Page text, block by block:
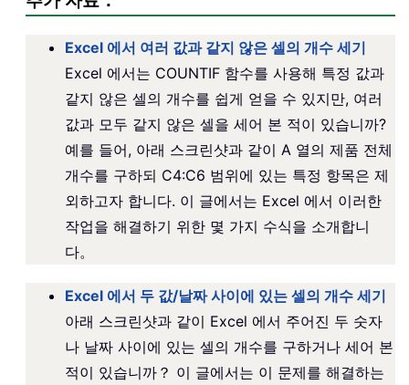
Excel 에서 여러 값과 같지 않은 셀의 개수 세기
Excel 에서는 COUNTIF 함수를 사용해 특정 값과
같지 않은 셀의 개수를 쉽게 얻을 수 있지만, 여러
값과 모두 같지 않은 셀을 세어 본 적이 있습니까?
예를 들어, 아래 스크린샷과 같이 A 열의 제품 전체
개수를 구하되 C4:C6 범위에 있는 특정 항목은 제
외하고자 합니다. 이 글에서는 Excel 에서 이러한
작업을 해결하기 위한 몇 가지 수식을 소개합니
다。
Excel 에서 두 값/날짜 사이에 있는 셀의 개수 세기
아래 스크린샷과 같이 Excel 에서 주어진 두 숫자
나 날짜 사이에 있는 셀의 개수를 구하거나 세어 본
적이 있습니까？ 이 글에서는 이 문제를 해결하는